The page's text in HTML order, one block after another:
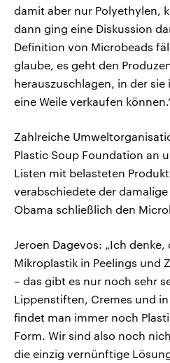
damit aber nur Polyethylen,
dann ging eine Diskussion
Definition von Microbeads
glaube, es geht den
herauszuschlagen, in der
eine Weile verkaufen
Zahlreiche
Plastic Soup Foundation an
Listen mit belasteten
verabschiedete der damalige
Obama schließlich den
Jeroen Dagevos: „Ich denke,
Mikroplastik in Peelings und
– das gibt es nur noch sehr
Lippenstiften, Cremes und
findet man immer noch
Form. Wir sind also noch
die einzig vernünftige